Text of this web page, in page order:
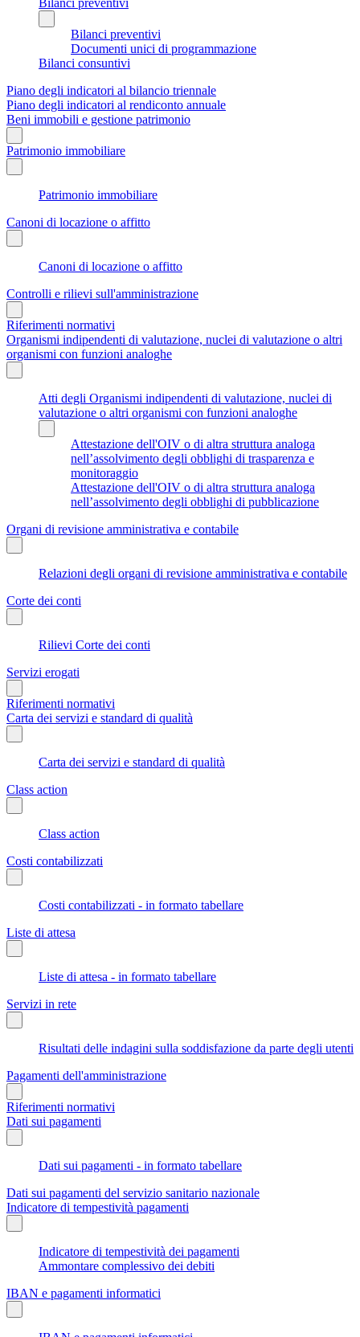
Bilanci preventivi
Documenti unici di programmazione
Bilanci consuntivi
Piano degli indicatori al bilancio triennale
Piano degli indicatori al rendiconto annuale
Beni immobili e gestione patrimonio
Patrimonio immobiliare
Patrimonio immobiliare
Canoni di locazione o affitto
Canoni di locazione o affitto
Controlli e rilievi sull'amministrazione
Riferimenti normativi
Organismi indipendenti di valutazione, nuclei di valutazione o altri
organismi con funzioni analoghe
Atti degli Organismi indipendenti di valutazione, nuclei di
valutazione o altri organismi con funzioni analoghe
Attestazione dell'OIV o di altra struttura analoga
nell’assolvimento degli obblighi di trasparenza e
monitoraggio
Attestazione dell'OIV o di altra struttura analoga
nell’assolvimento degli obblighi di pubblicazione
Organi di revisione amministrativa e contabile
Relazioni degli organi di revisione amministrativa e contabile
Corte dei conti
Rilievi Corte dei conti
Servizi erogati
Riferimenti normativi
Carta dei servizi e standard di qualità
Carta dei servizi e standard di qualità
Class action
Class action
Costi contabilizzati
Costi contabilizzati - in formato tabellare
Liste di attesa
Liste di attesa - in formato tabellare
Servizi in rete
Risultati delle indagini sulla soddisfazione da parte degli utenti
Pagamenti dell'amministrazione
Riferimenti normativi
Dati sui pagamenti
Dati sui pagamenti - in formato tabellare
Dati sui pagamenti del servizio sanitario nazionale
Indicatore di tempestività pagamenti
Indicatore di tempestività dei pagamenti
Ammontare complessivo dei debiti
IBAN e pagamenti informatici